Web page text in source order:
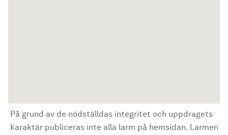
På grund av de nödställdas integritet och uppdragets
karaktär publiceras inte alla larm på hemsidan. Larmen